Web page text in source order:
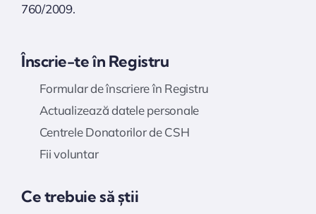
760/2009.
Înscrie-te în Registru
Formular de înscriere în Registru
Actualizează datele personale
Centrele Donatorilor de CSH
Fii voluntar
Ce trebuie să știi